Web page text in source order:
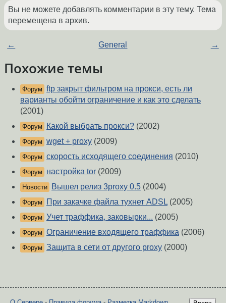
Вы не можете добавлять комментарии в эту тему. Тема
перемещена в архив.
← General →
Похожие темы
Форум ftp закрыт фильтром на прокси, есть ли
варианты обойти ограничение и как это сделать
(2001)
Форум Какой выбрать прокси? (2002)
Форум wget + proxy (2009)
Форум скорость исходящего соединения (2010)
Форум настройка tor (2009)
Новости Вышел релиз 3proxy 0.5 (2004)
Форум При закачке файла тухнет ADSL (2005)
Форум Учет траффика, заковырки... (2005)
Форум Ограничение входящего траффика (2006)
Форум Защита в сети от другого proxy (2000)